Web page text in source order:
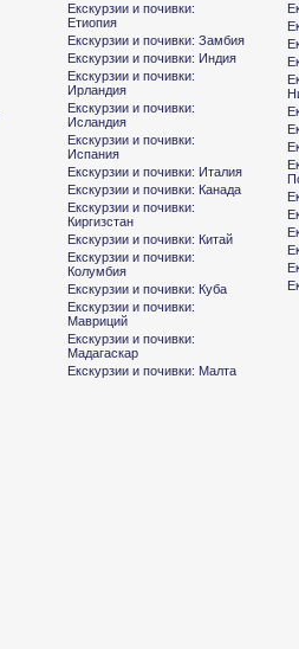
Екскурзии и почивки:
Етиопия
Екскурзии и почивки: Замбия
Екскурзии и почивки: Индия
Екскурзии и почивки:
Ирландия
Екскурзии и почивки:
Исландия
Екскурзии и почивки:
Испания
Екскурзии и почивки: Италия
Екскурзии и почивки: Канада
Екскурзии и почивки:
Киргизстан
Екскурзии и почивки: Китай
Екскурзии и почивки:
Колумбия
Екскурзии и почивки: Куба
Екскурзии и почивки:
Мавриций
Екскурзии и почивки:
Мадагаскар
Екскурзии и почивки: Малта